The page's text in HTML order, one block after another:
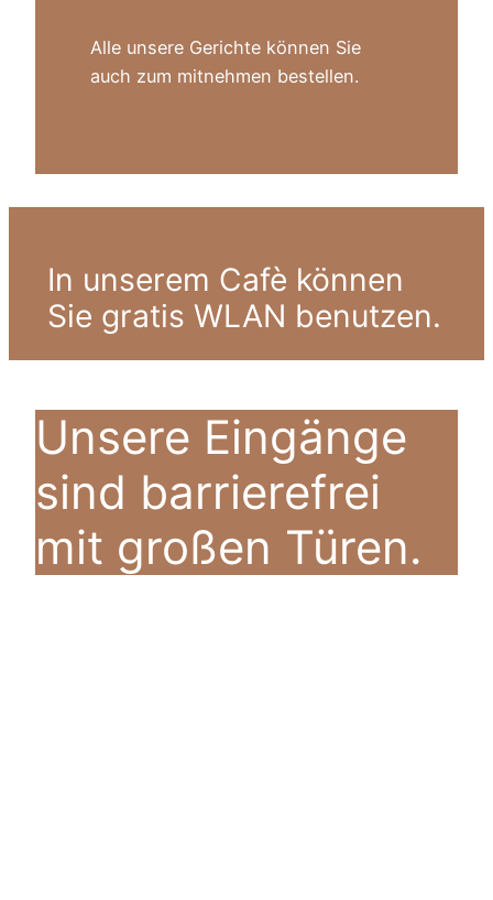
Alle unsere Gerichte können Sie
auch zum mitnehmen bestellen.
In unserem Cafè können
Sie gratis WLAN benutzen.
Unsere Eingänge
sind barrierefrei
mit großen Türen.